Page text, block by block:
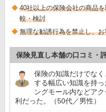
40社以上の保険会社の商品
較・検討
無理な勧誘行為を禁止し、
保険見直し本舗の口コミ・
保険の知識だけでな
する幅広い知識を持
ングモール内などア
利だった。（50代／男性）